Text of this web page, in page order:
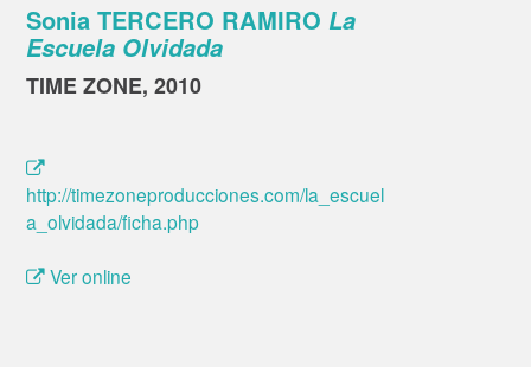
Sonia TERCERO RAMIRO La
Escuela Olvidada
TIME ZONE, 2010
http://timezoneproducciones.com/la_escuel
a_olvidada/ficha.php
Ver online